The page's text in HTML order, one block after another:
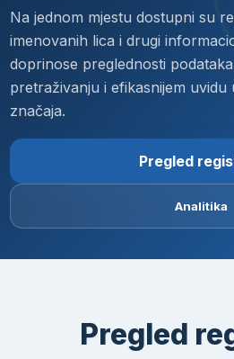
Na jednom mjestu dostupni su
imenovanih lica i drugi
doprinose preglednosti
pretraživanju i efikasnijem uvidu
značaja.
Pregled
Analitika
Pregled